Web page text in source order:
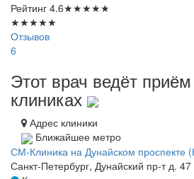
Рейтинг 4.6★★★★★
★★★★★
Отзывов
6
Этот врач ведёт
клиниках
Адрес клиники
Ближайшее метро
СМ-Клиника на Дунайском проспекте
Санкт-Петербург, Дунайский пр-т д. 47